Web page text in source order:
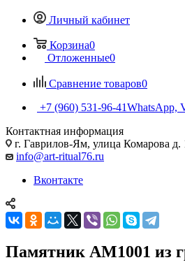
Личный кабинет
Корзина0
Отложенные0
Сравнение товаров0
+7 (960) 531-96-41WhatsApp,
Контактная информация
г. Гаврилов-Ям, улица Комарова д.
info@art-ritual76.ru
Вконтакте
Памятник AM1001 из